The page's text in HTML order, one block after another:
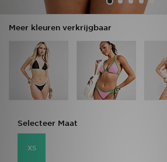
Meer kleuren verkrijgbaar
Selecteer Maat
XS
Wie wij zijn